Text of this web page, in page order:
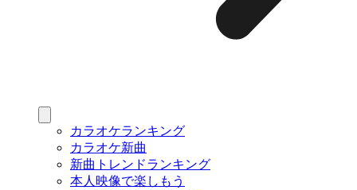
カラオケランキング
カラオケ新曲
新曲トレンドランキング
本人映像で楽しもう